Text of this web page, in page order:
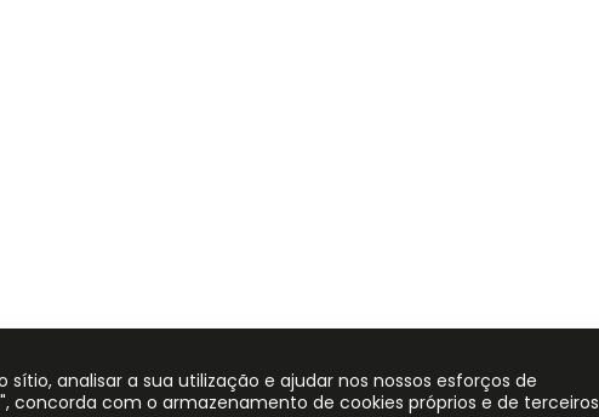
analisar a sua utilização e ajudar nos nossos esforços de
concorda com o armazenamento de cookies próprios e de terceiros